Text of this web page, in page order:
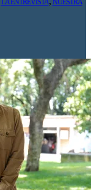
LA ENTREVISTA NUESTRA